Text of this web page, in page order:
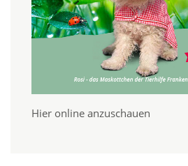
Hier online anzuschauen